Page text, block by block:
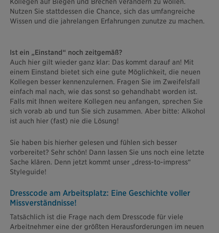
Nutzen Sie stattdessen die Chance, sich das umfangreiche
Wissen und die jahrelangen Erfahrungen zunutze zu machen.
Ist ein „Einstand“ noch zeitgemäß?
Auch hier gilt wieder ganz klar: Das kommt darauf an! Mit
einem Einstand bietet sich eine gute Möglichkeit, die neuen
Kollegen besser kennenzulernen. Fragen Sie im Zweifelsfall
einfach mal nach, wie das sonst so gehandhabt worden ist.
Falls mit Ihnen weitere Kollegen neu anfangen, sprechen Sie
sich vorab ab und tun Sie sich zusammen. Aber bitte: Alkohol
ist auch hier (fast) nie die Lösung!
Sie haben bis hierher gelesen und fühlen sich besser
vorbereitet? Sehr schön! Dann lassen Sie uns noch eine letzte
Sache klären. Denn jetzt kommt unser „dress-to-impress“
Styleguide!
Dresscode am Arbeitsplatz: Eine Geschichte voller
Missverständnisse!
Tatsächlich ist die Frage nach dem Dresscode für viele
Arbeitnehmer eine der größten Herausforderungen im neuen